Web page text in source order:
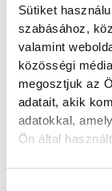
Sütiket
szabásához,
valamint
közösségi
megosztjuk az
adatait, akik
adatokkal,
Ön által
mint
Sokkal
bajban,
vagyunk